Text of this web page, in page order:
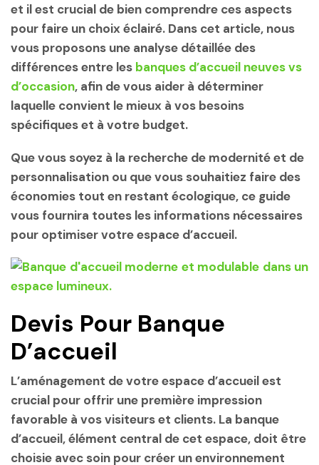
et il est crucial de bien comprendre ces aspects
pour faire un choix éclairé. Dans cet article, nous
vous proposons une analyse détaillée des
différences entre les banques d’accueil neuves vs
d’occasion, afin de vous aider à déterminer
laquelle convient le mieux à vos besoins
spécifiques et à votre budget.
Que vous soyez à la recherche de modernité et de
personnalisation ou que vous souhaitiez faire des
économies tout en restant écologique, ce guide
vous fournira toutes les informations nécessaires
pour optimiser votre espace d’accueil.
Devis Pour Banque
D’accueil
L’aménagement de votre espace d’accueil est
crucial pour offrir une première impression
favorable à vos visiteurs et clients. La banque
d’accueil, élément central de cet espace, doit être
choisie avec soin pour créer un environnement